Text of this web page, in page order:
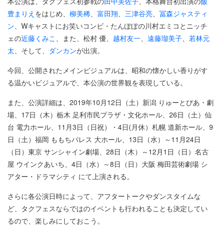
豊まりえ をはじめ、 柳美稀 富田翔 三津谷亮
冨森ジャスティ
ン 、Wキャストにお笑いコンビ・たんぽぽの川村エミコとニッチ
ェの近藤くみこ 、また、松村 優、 越村友一 遠藤瑠美子
若林元
太 、そして、 ダンカンが出演。
今回、公開されたメインビジュアルは、昭和の懐かしい香りがす
る温かいビジュアルで、本公演の世界観を表現している。
また、公演詳細は、2019年10月12日（土）新潟 りゅーとぴあ・劇
場、17日（木）栃木 足利市民プラザ・文化ホール、26日（土）仙
台 電力ホール、11月3日（日祝）・4日(月休）札幌 道新ホール、9
日（土）福岡 ももちパレス 大ホール、13日（水）～11月24日
（日）東京 サンシャイン劇場、28日（木）～12月1日（日）名古
屋 ウインクあいち、4日（水）～8日（日）大阪 梅田芸術劇場 シ
アター・ドラマシティ にて上演される。
さらに各公演日時によって、アフタートークやダンスタイムな
ど、タクフェスならではのイベントも行われることも決定してい
るので、楽しみにしておこう。